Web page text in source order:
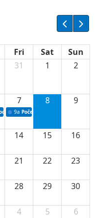
Fri Sat
Sun
sa neprofitnim
31 1 2
o stipendijama za
razvoju vodne infrastrukture u
7
9a Početak izgradnje nove
8 9
14 15 16
21 22 23
28 29 30
4 5 6